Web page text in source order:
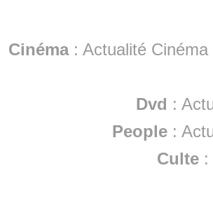
Cinéma: Actualité Cinéma
Dvd :
People :
Culte :